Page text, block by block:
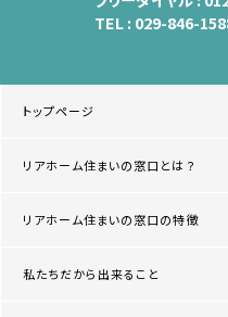
TEL : 029-846-
トップページ
リアホーム住まいの窓口とは？
リアホーム住まいの窓口の特徴
私たちだから出来ること